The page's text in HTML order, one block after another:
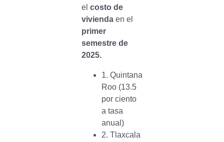
el costo de
viviendaen el
primer
semestre de
2025.
1. Quintana
Roo (13.5
por ciento
a tasa
anual)
2. Tlaxcala